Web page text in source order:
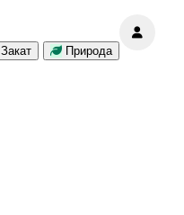
Закат Природа